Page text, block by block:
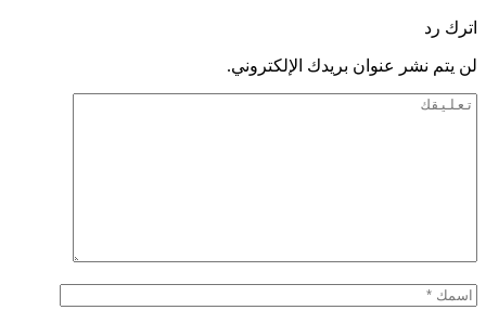
اترك رد
لن يتم نشر عنوان بريدك الإلكتروني.